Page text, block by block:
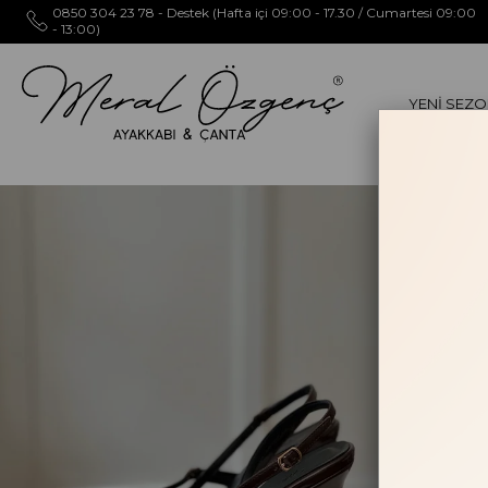
0850 304 23 78 - Destek (Hafta içi 09:00 - 17.30 / Cumartesi 09:00
- 13:00)
YENİ